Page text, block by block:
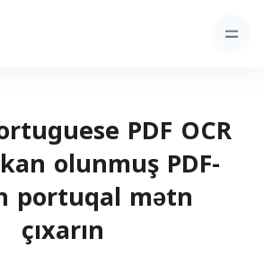
PDF OCR
olunmuş PDF-
portuqal mətn
çıxarın